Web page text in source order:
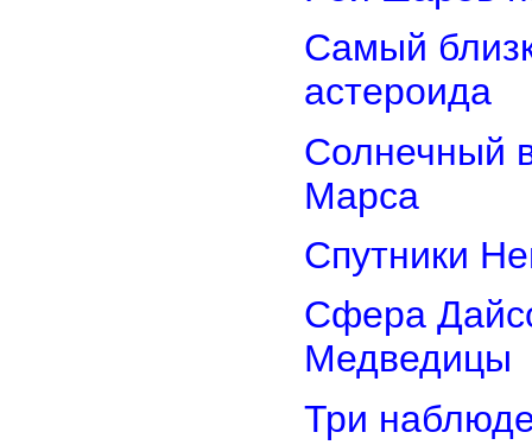
Самый
астероида
Солнечный
Марса
Спутники
Сфера
Медведицы
Три